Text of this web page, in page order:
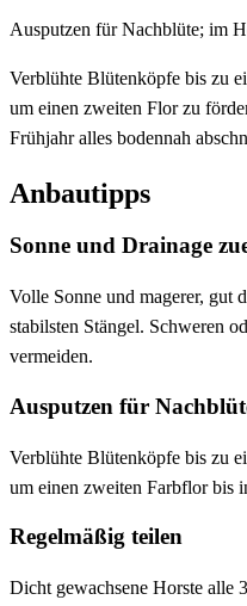
Ausputzen für Nachblüte; im
Verblühte Blütenköpfe bis zu
um einen zweiten Flor zu
Frühjahr alles bodennah
Anbautipps
Sonne und Drainage
Volle Sonne und magerer, gut
stabilsten Stängel. Schweren
vermeiden.
Ausputzen für
Verblühte Blütenköpfe bis zu
um einen zweiten Farbflor bis
Regelmäßig teilen
Dicht gewachsene Horste alle